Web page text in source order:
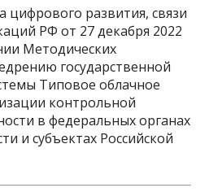
цифрового развития, связи
РФ от 27 декабря 2022
Методических
государственной
Типовое облачное
контрольной
в федеральных органах
и субъектах Российской